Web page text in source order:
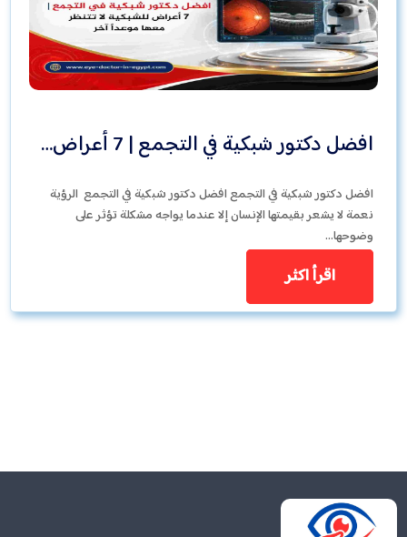
افضل دكتور شبكية في التجمع | 7 أعراض…
افضل دكتور شبكية في التجمع افضل دكتور شبكية في التجمع الرؤية
نعمة لا يشعر بقيمتها الإنسان إلا عندما يواجه مشكلة تؤثر على
وضوحها…
اقرأ اكثر